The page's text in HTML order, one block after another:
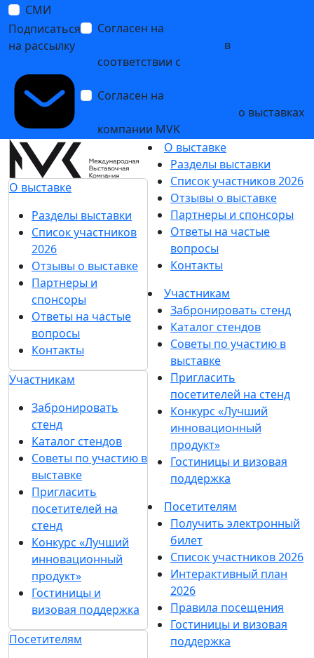
СМИ
Подписаться
на рассылку
Согласен на
в
соответствии с
Согласен на
о выставках
компании MVK
О выставке
Разделы выставки
Список участников
2026
Отзывы о выставке
Партнеры и
спонсоры
Ответы на частые
вопросы
Контакты
Участникам
Забронировать
стенд
Каталог стендов
Советы по участию в
выставке
Пригласить
посетителей на
стенд
Конкурс «Лучший
инновационный
продукт»
Гостиницы и
визовая поддержка
Посетителям
О выставке
Разделы выставки
Список участников 2026
Отзывы о выставке
Партнеры и спонсоры
Ответы на частые
вопросы
Контакты
Участникам
Забронировать стенд
Каталог стендов
Советы по участию в
выставке
Пригласить
посетителей на стенд
Конкурс «Лучший
инновационный
продукт»
Гостиницы и визовая
поддержка
Посетителям
Получить электронный
билет
Список участников 2026
Интерактивный план
2026
Правила посещения
Гостиницы и визовая
поддержка